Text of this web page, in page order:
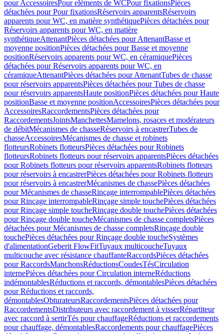
pour AccessoiresPour eléments de WCPour fixationsPièces
détachées pour Pour fixationsRéservoirs apparentsRéservoirs
apparents pour WC, en matière synthétiquePièces détachées pour
Réservoirs apparents pour WC, en matière
synthétiqueAttenantPièces détachées pour AttenantBasse et
moyenne positionPièces détachées pour Basse et moyenne
positionRéservoirs apparents pour WC, en céramiquePièces
détachées pour Réservoirs apparents pour WC, en
céramiqueAttenantPièces détachées pour AttenantTubes de chasse
pour réservoirs apparentsPièces détachées pour Tubes de chasse
pour réservoirs apparentsHaute positionPièces détachées pour Haute
positionBasse et moyenne positionAccessoiresPièces détachées pour
AccessoiresRaccordementsPièces détachées pour
RaccordementsJointsManchettesMamelons, rosaces et modérateurs
de débitMécanismes de chasseRéservoirs à encastrerTubes de
chasseAccessoiresMécanismes de chasse et robinets
flotteursRobinets flotteursPièces détachées pour Robinets
flotteursRobinets flotteurs pour réservoirs apparentsPièces détachées
pour Robinets flotteurs pour réservoirs apparentsRobinets flotteurs
pour réservoirs à encastrerPièces détachées pour Robinets flotteurs
pour réservoirs à encastrerMécanismes de chassePièces détachées
pour Mécanismes de chasseRinçage interrompablePièces détachées
pour Rinçage interrompableRinçage simple touchePièces détachées
pour Rinçage simple toucheRinçage double touchePièces détachées
pour Rinçage double toucheMécanismes de chasse completsPièces
détachées pour Mécanismes de chasse completsRinçage double
touchePièces détachées pour Rinçage double toucheSystèmes
d'alimentationGeberit FlowFitTuyaux multicoucheTuyaux
multicouche avec résistance chauffanteRaccordsPièces détachées
pour RaccordsManchonsRéductionsCoudesTésCirculation
internePièces détachées pour Circulation interneRéductions
indémontablesRéductions et raccords, démontablesPièces détachées
pour Réductions et raccords,
démontablesObturateursRaccordementsPièces détachées pour
RaccordementsDistributeurs avec raccordement à visserRépartiteur
avec raccord à sertirTés pour chauffageRéductions et raccordements
pour chauffage, démontablesRaccordements pour chauffagePièces